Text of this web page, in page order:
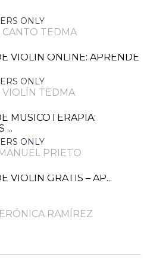
ONLY
CANTO TEDMA
VIOLIN ONLINE: APRENDE
ONLY
VIOLÍN TEDMA
MUSICOTERAPIA:
...
ONLY
PRIETO
VIOLIN GRATIS – AP...
RAMÍREZ